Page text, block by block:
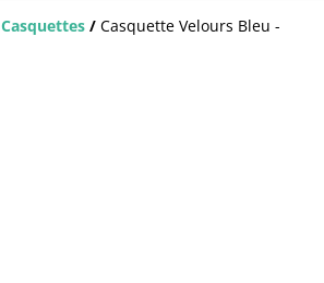
Casquettes / Casquette Velours Bleu -